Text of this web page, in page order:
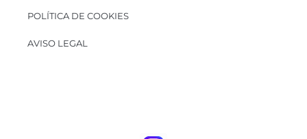
POLÍTICA DE COOKIES
AVISO LEGAL